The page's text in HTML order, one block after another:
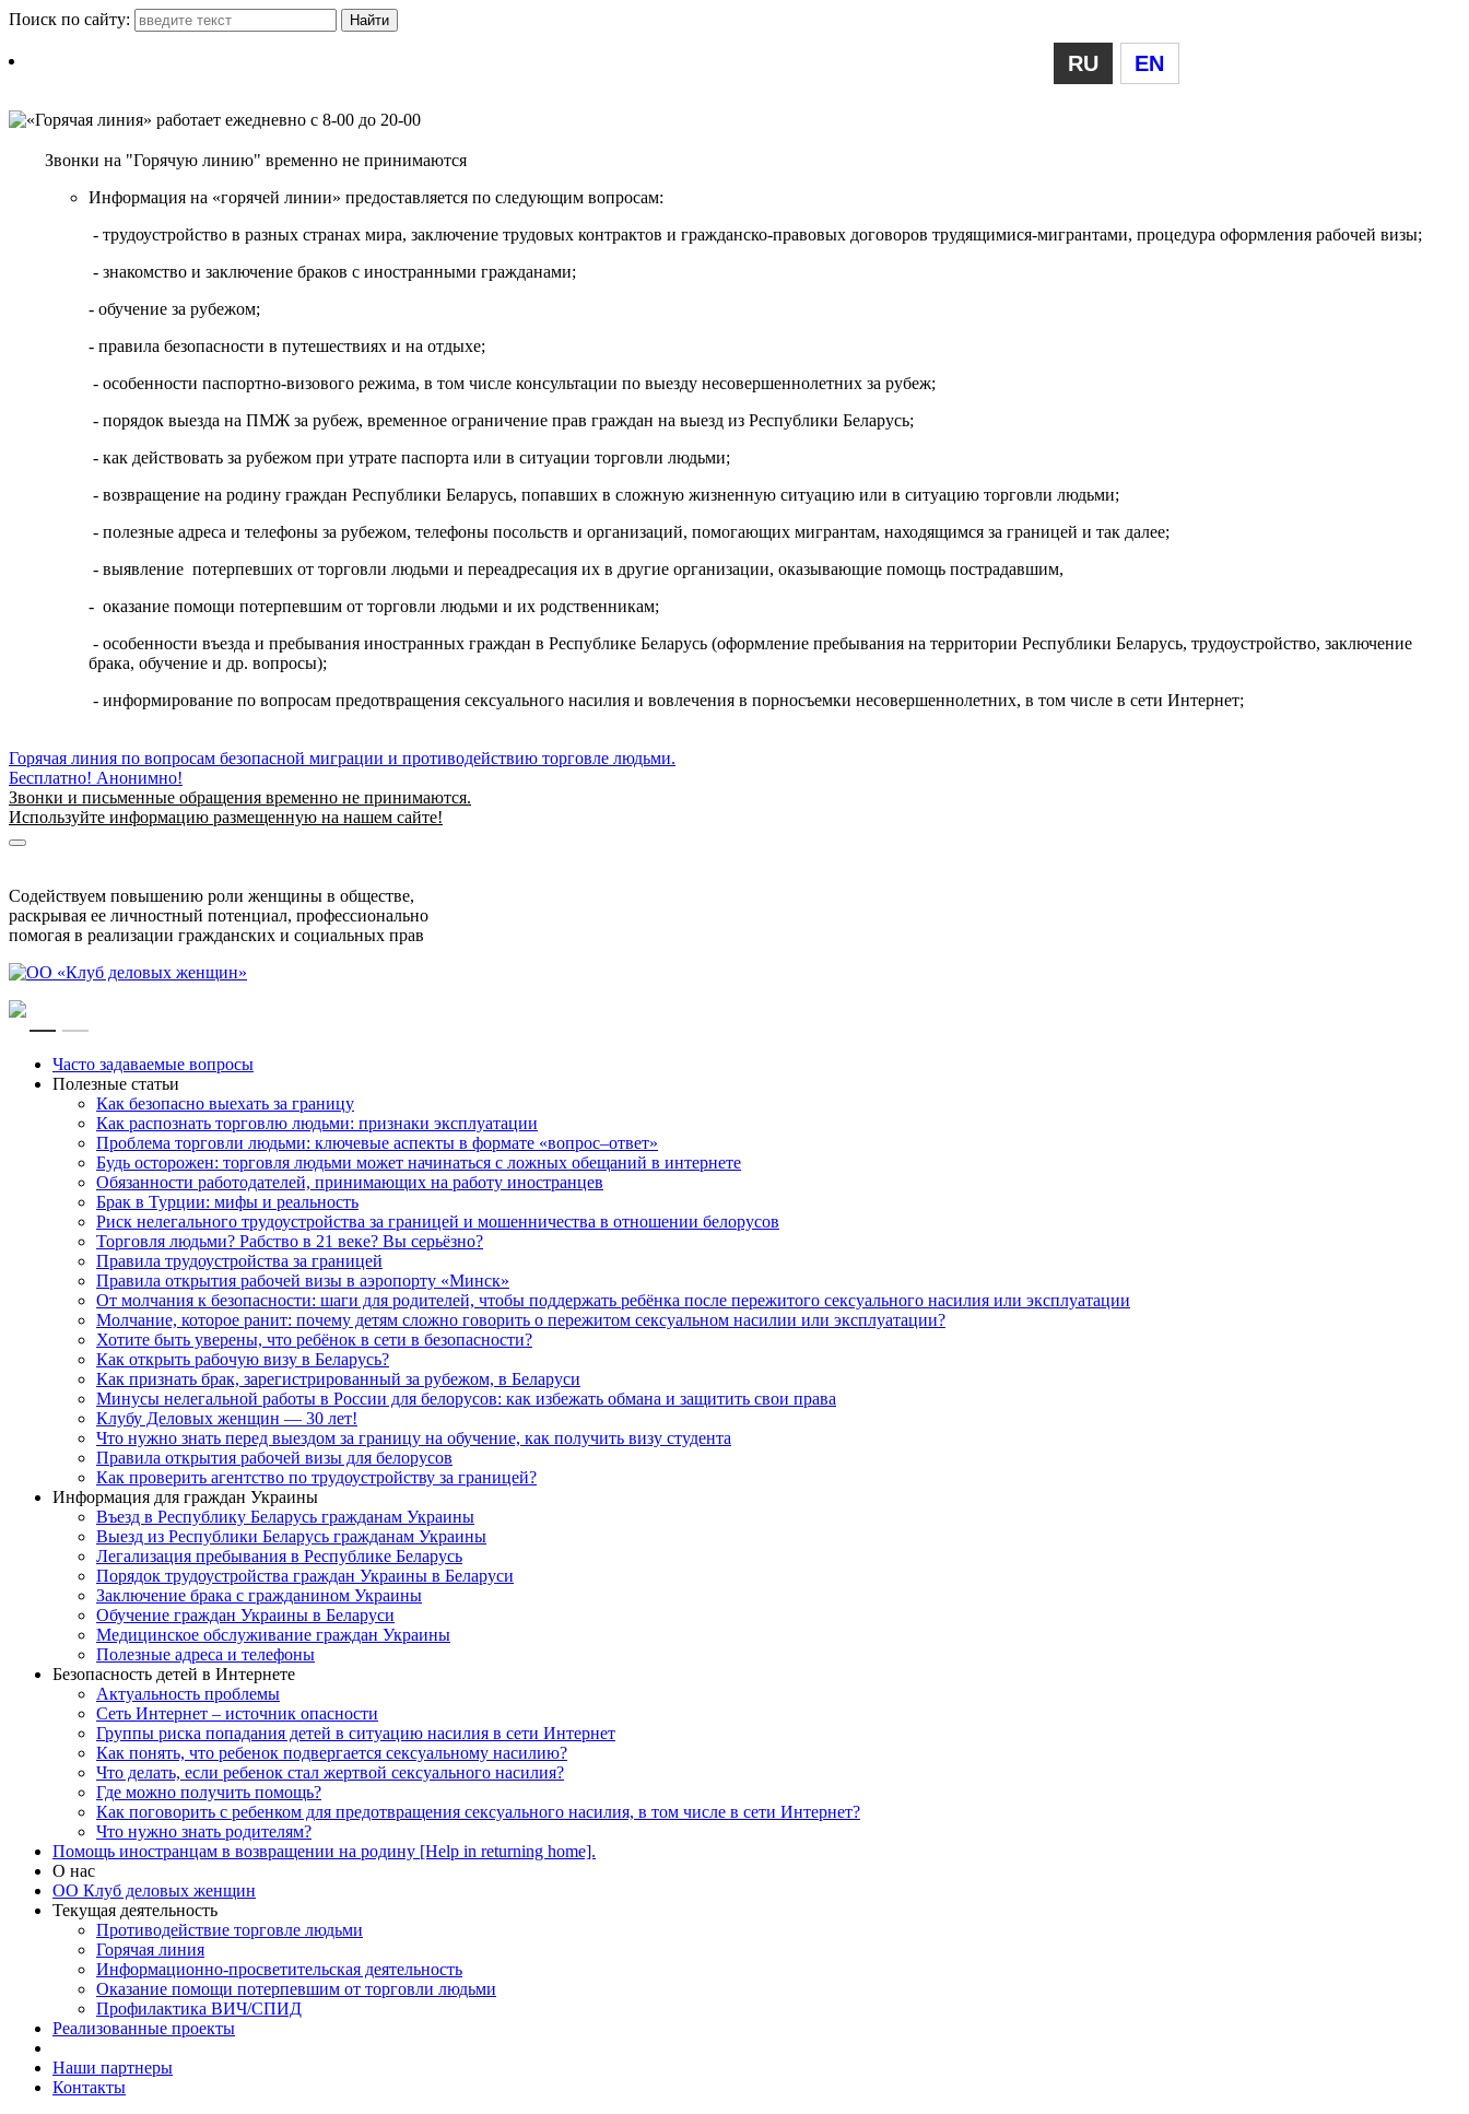
Поиск по сайту:
RU EN
Звонки на "Горячую линию" временно не принимаются
Информация на «горячей линии» предоставляется по следующим вопросам:
- трудоустройство в разных странах мира, заключение трудовых контрактов и гражданско-правовых договоров трудящимися-мигрантами, процедура оформления рабочей визы;
- знакомство и заключение браков с иностранными гражданами;
- обучение за рубежом;
- правила безопасности в путешествиях и на отдыхе;
- особенности паспортно-визового режима, в том числе консультации по выезду несовершеннолетних за рубеж;
- порядок выезда на ПМЖ за рубеж, временное ограничение прав граждан на выезд из Республики Беларусь;
- как действовать за рубежом при утрате паспорта или в ситуации торговли людьми;
- возвращение на родину граждан Республики Беларусь, попавших в сложную жизненную ситуацию или в ситуацию торговли людьми;
- полезные адреса и телефоны за рубежом, телефоны посольств и организаций, помогающих мигрантам, находящимся за границей и так далее;
- выявление потерпевших от торговли людьми и переадресация их в другие организации, оказывающие помощь пострадавшим,
- оказание помощи потерпевшим от торговли людьми и их родственникам;
- особенности въезда и пребывания иностранных граждан в Республике Беларусь (оформление пребывания на территории Республики Беларусь, трудоустройство, заключение
брака, обучение и др. вопросы);
- информирование по вопросам предотвращения сексуального насилия и вовлечения в порносъемки несовершеннолетних, в том числе в сети Интернет;
Горячая линия по вопросам безопасной миграции и противодействию торговле людьми.
Бесплатно! Анонимно!
Звонки и письменные обращения временно не принимаются.
Используйте информацию размещенную на нашем сайте!
Содействуем повышению роли женщины в обществе,
раскрывая ее личностный потенциал, профессионально
помогая в реализации гражданских и социальных прав
RUEN
Часто задаваемые вопросы
Полезные статьи
Как безопасно выехать за границу
Как распознать торговлю людьми: признаки эксплуатации
Проблема торговли людьми: ключевые аспекты в формате «вопрос–ответ»
Будь осторожен: торговля людьми может начинаться с ложных обещаний в интернете
Обязанности работодателей, принимающих на работу иностранцев
Брак в Турции: мифы и реальность
Риск нелегального трудоустройства за границей и мошенничества в отношении белорусов
Торговля людьми? Рабство в 21 веке? Вы серьёзно?
Правила трудоустройства за границей
Правила открытия рабочей визы в аэропорту «Минск»
От молчания к безопасности: шаги для родителей, чтобы поддержать ребёнка после пережитого сексуального насилия или эксплуатации
Молчание, которое ранит: почему детям сложно говорить о пережитом сексуальном насилии или эксплуатации?
Хотите быть уверены, что ребёнок в сети в безопасности?
Как открыть рабочую визу в Беларусь?
Как признать брак, зарегистрированный за рубежом, в Беларуси
Минусы нелегальной работы в России для белорусов: как избежать обмана и защитить свои права
Клубу Деловых женщин — 30 лет!
Что нужно знать перед выездом за границу на обучение, как получить визу студента
Правила открытия рабочей визы для белорусов
Как проверить агентство по трудоустройству за границей?
Информация для граждан Украины
Въезд в Республику Беларусь гражданам Украины
Выезд из Республики Беларусь гражданам Украины
Легализация пребывания в Республике Беларусь
Порядок трудоустройства граждан Украины в Беларуси
Заключение брака с гражданином Украины
Обучение граждан Украины в Беларуси
Медицинское обслуживание граждан Украины
Полезные адреса и телефоны
Безопасность детей в Интернете
Актуальность проблемы
Сеть Интернет – источник опасности
Группы риска попадания детей в ситуацию насилия в сети Интернет
Как понять, что ребенок подвергается сексуальному насилию?
Что делать, если ребенок стал жертвой сексуального насилия?
Где можно получить помощь?
Как поговорить с ребенком для предотвращения сексуального насилия, в том числе в сети Интернет?
Что нужно знать родителям?
Помощь иностранцам в возвращении на родину [Help in returning home].
О нас
ОО Клуб деловых женщин
Текущая деятельность
Противодействие торговле людьми
Горячая линия
Информационно-просветительская деятельность
Оказание помощи потерпевшим от торговли людьми
Профилактика ВИЧ/СПИД
Реализованные проекты
Наши партнеры
Контакты